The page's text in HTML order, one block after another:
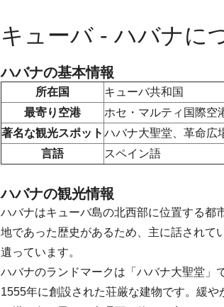
キューバ - ハバナに
ハバナの基本情報
所在国
キューバ共和国
最寄り空港
ホセ・マルティ国際空
著名な観光スポット ハバナ大聖堂、革命広
言語
スペイン語
ハバナの観光情報
ハバナはキューバ島の北西部に位置する都
地であった歴史があるため、主に話されて
遺っています。
ハバナのランドマークは「ハバナ大聖堂」
1555年に創設された荘厳な建物です。緩